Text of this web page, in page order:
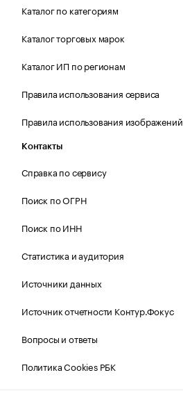
Каталог по категориям
Каталог торговых марок
Каталог ИП по регионам
Правила использования сервиса
Правила использования изображений
Контакты
Справка по сервису
Поиск по ОГРН
Поиск по ИНН
Статистика и аудитория
Источники данных
Источник отчетности Контур.Фокус
Вопросы и ответы
Политика Cookies РБК